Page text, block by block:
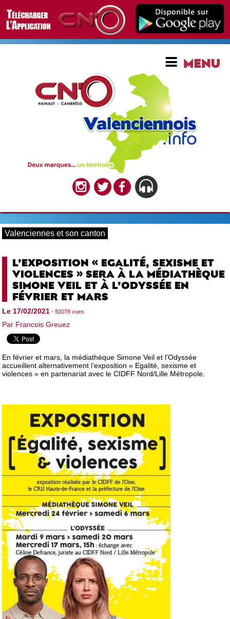
Valenciennes et son canton
L’EXPOSITION « EGALITÉ, SEXISME ET
VIOLENCES » SERA À LA MÉDIATHÈQUE
SIMONE VEIL ET À L’ODYSSÉE EN
FÉVRIER ET MARS
Le 17/02/2021 - 92078 vues
Par Francois Greuez
En février et mars, la médiathèque Simone Veil et l’Odyssée
accueillent alternativement l’exposition « Egalité, sexisme et
violences » en partenariat avec le CIDFF Nord/Lille Métropole.